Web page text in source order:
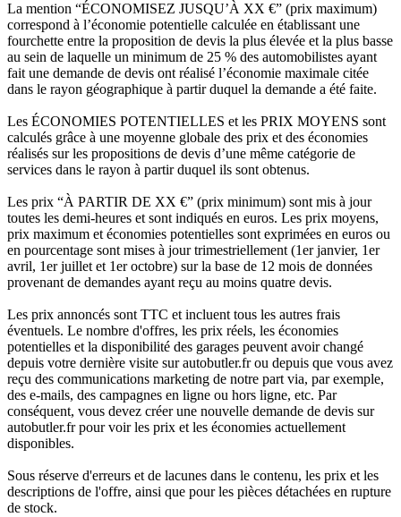
La mention “ÉCONOMISEZ JUSQU’À XX €” (prix maximum)
correspond à l’économie potentielle calculée en établissant une
fourchette entre la proposition de devis la plus élevée et la plus basse
au sein de laquelle un minimum de 25 % des automobilistes ayant
fait une demande de devis ont réalisé l’économie maximale citée
dans le rayon géographique à partir duquel la demande a été faite.
Les ÉCONOMIES POTENTIELLES et les PRIX MOYENS sont
calculés grâce à une moyenne globale des prix et des économies
réalisés sur les propositions de devis d’une même catégorie de
services dans le rayon à partir duquel ils sont obtenus.
Les prix “À PARTIR DE XX €” (prix minimum) sont mis à jour
toutes les demi-heures et sont indiqués en euros. Les prix moyens,
prix maximum et économies potentielles sont exprimées en euros ou
en pourcentage sont mises à jour trimestriellement (1er janvier, 1er
avril, 1er juillet et 1er octobre) sur la base de 12 mois de données
provenant de demandes ayant reçu au moins quatre devis.
Les prix annoncés sont TTC et incluent tous les autres frais
éventuels. Le nombre d'offres, les prix réels, les économies
potentielles et la disponibilité des garages peuvent avoir changé
depuis votre dernière visite sur autobutler.fr ou depuis que vous avez
reçu des communications marketing de notre part via, par exemple,
des e-mails, des campagnes en ligne ou hors ligne, etc. Par
conséquent, vous devez créer une nouvelle demande de devis sur
autobutler.fr pour voir les prix et les économies actuellement
disponibles.
Sous réserve d'erreurs et de lacunes dans le contenu, les prix et les
descriptions de l'offre, ainsi que pour les pièces détachées en rupture
de stock.